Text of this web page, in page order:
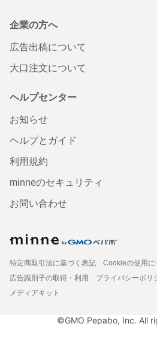
企業の方へ
広告出稿について
大口注文について
ヘルプセンター
お知らせ
ヘルプとガイド
利用規約
minneのセキュリティ
お問い合わせ
特定商取引法に基づく表記
Cookieの使用に
広告識別子の取得・利用
プライバシーポリ
メディアキット
©GMO Pepabo, Inc. All